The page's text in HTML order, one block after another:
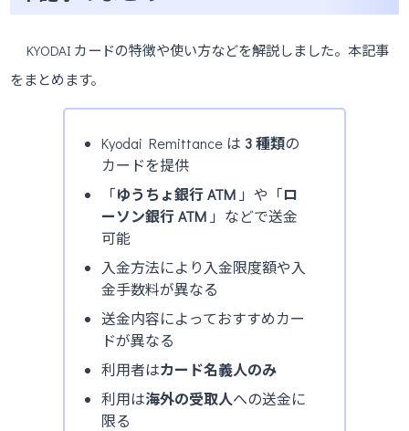
KYODAI カードの特徴や使い方などを解説しました。本記事
をまとめます。
Kyodai Remittance は 3 種類の
カードを提供
「ゆうちょ銀行 ATM」や「ロ
ーソン銀行 ATM」などで送金
可能
入金方法により入金限度額や入
金手数料が異なる
送金内容によっておすすめカー
ドが異なる
利用者はカード名義人のみ
利用は海外の受取人への送金に
限る